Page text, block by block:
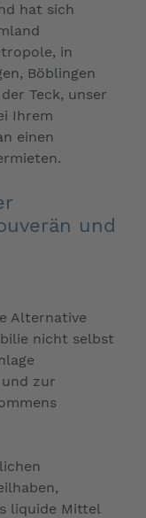
hat sich
in
Böblingen
Teck, unser
Ihrem
einen
und
Alternative
nicht selbst
zur
liquide Mittel